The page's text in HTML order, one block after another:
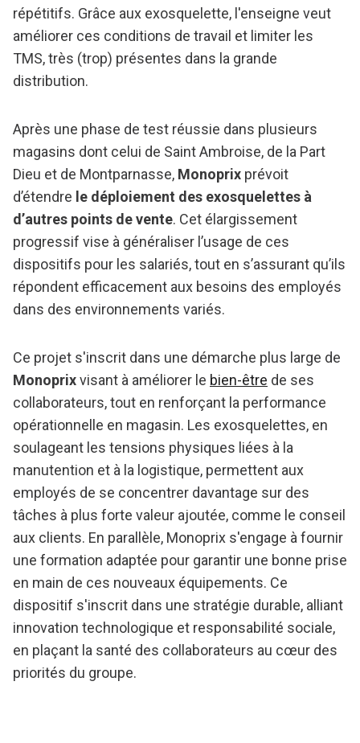
répétitifs. Grâce aux exosquelette, l'enseigne veut
améliorer ces conditions de travail et limiter les
TMS, très (trop) présentes dans la grande
distribution.
Après une phase de test réussie dans plusieurs
magasins dont celui de Saint Ambroise, de la Part
Dieu et de Montparnasse, Monoprix prévoit
d’étendre le déploiement des exosquelettes à
d’autres points de vente. Cet élargissement
progressif vise à généraliser l’usage de ces
dispositifs pour les salariés, tout en s’assurant qu’ils
répondent efficacement aux besoins des employés
dans des environnements variés.
Ce projet s'inscrit dans une démarche plus large de
Monoprixvisant à améliorer le bien-être de ses
collaborateurs, tout en renforçant la performance
opérationnelle en magasin. Les exosquelettes, en
soulageant les tensions physiques liées à la
manutention et à la logistique, permettent aux
employés de se concentrer davantage sur des
tâches à plus forte valeur ajoutée, comme le conseil
aux clients. En parallèle, Monoprix s'engage à fournir
une formation adaptée pour garantir une bonne prise
en main de ces nouveaux équipements. Ce
dispositif s'inscrit dans une stratégie durable, alliant
innovation technologique et responsabilité sociale,
en plaçant la santé des collaborateurs au cœur des
priorités du groupe.